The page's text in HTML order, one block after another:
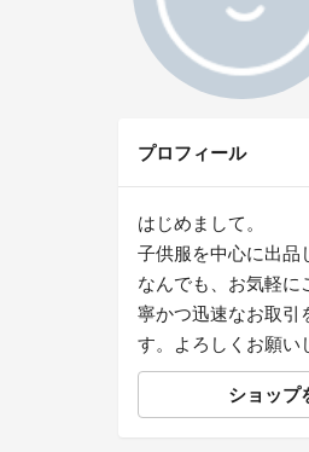
プロフィール
はじめまして。
子供服を中心に出品
なんでも、お気軽に
寧かつ迅速なお取引
す。よろしくお願い
ショップ